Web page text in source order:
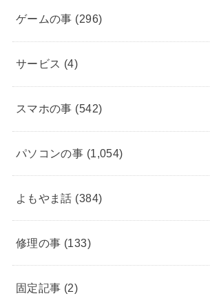
ゲームの事 (296)
サービス (4)
スマホの事 (542)
パソコンの事 (1,054)
よもやま話 (384)
修理の事 (133)
固定記事 (2)